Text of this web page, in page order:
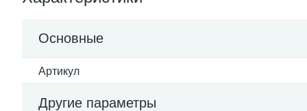
Основные
Артикул
Другие параметры